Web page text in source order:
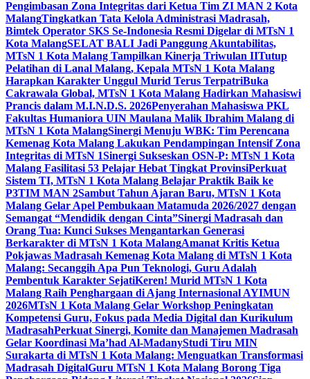
Pengimbasan Zona Integritas dari Ketua Tim ZI MAN 2 Kota
MalangTingkatkan Tata Kelola Administrasi Madrasah,
Bimtek Operator SKS Se-Indonesia Resmi Digelar di MTsN 1
Kota MalangSELAT BALI Jadi Panggung Akuntabilitas,
MTsN 1 Kota Malang Tampilkan Kinerja Triwulan IITutup
Pelatihan di Lanal Malang, Kepala MTsN 1 Kota Malang
Harapkan Karakter Unggul Murid Terus TerpatriBuka
Cakrawala Global, MTsN 1 Kota Malang Hadirkan Mahasiswi
Prancis dalam M.I.N.D.S. 2026Penyerahan Mahasiswa PKL
Fakultas Humaniora UIN Maulana Malik Ibrahim Malang di
MTsN 1 Kota MalangSinergi Menuju WBK: Tim Perencana
Kemenag Kota Malang Lakukan Pendampingan Intensif Zona
Integritas di MTsN 1Sinergi Sukseskan OSN-P: MTsN 1 Kota
Malang Fasilitasi 53 Pelajar Hebat Tingkat ProvinsiPerkuat
Sistem TI, MTsN 1 Kota Malang Belajar Praktik Baik ke
P3TIM MAN 2Sambut Tahun Ajaran Baru, MTsN 1 Kota
Malang Gelar Apel Pembukaan Matamuda 2026/2027 dengan
Semangat “Mendidik dengan Cinta”Sinergi Madrasah dan
Orang Tua: Kunci Sukses Mengantarkan Generasi
Berkarakter di MTsN 1 Kota MalangAmanat Kritis Ketua
Pokjawas Madrasah Kemenag Kota Malang di MTsN 1 Kota
Malang: Secanggih Apa Pun Teknologi, Guru Adalah
Pembentuk Karakter SejatiKeren! Murid MTsN 1 Kota
Malang Raih Penghargaan di Ajang Internasional AYIMUN
2026MTsN 1 Kota Malang Gelar Workshop Peningkatan
Kompetensi Guru, Fokus pada Media Digital dan Kurikulum
MadrasahPerkuat Sinergi, Komite dan Manajemen Madrasah
Gelar Koordinasi Ma’had Al-MadanyStudi Tiru MIN
Surakarta di MTsN 1 Kota Malang: Menguatkan Transformasi
Madrasah DigitalGuru MTsN 1 Kota Malang Borong Tiga